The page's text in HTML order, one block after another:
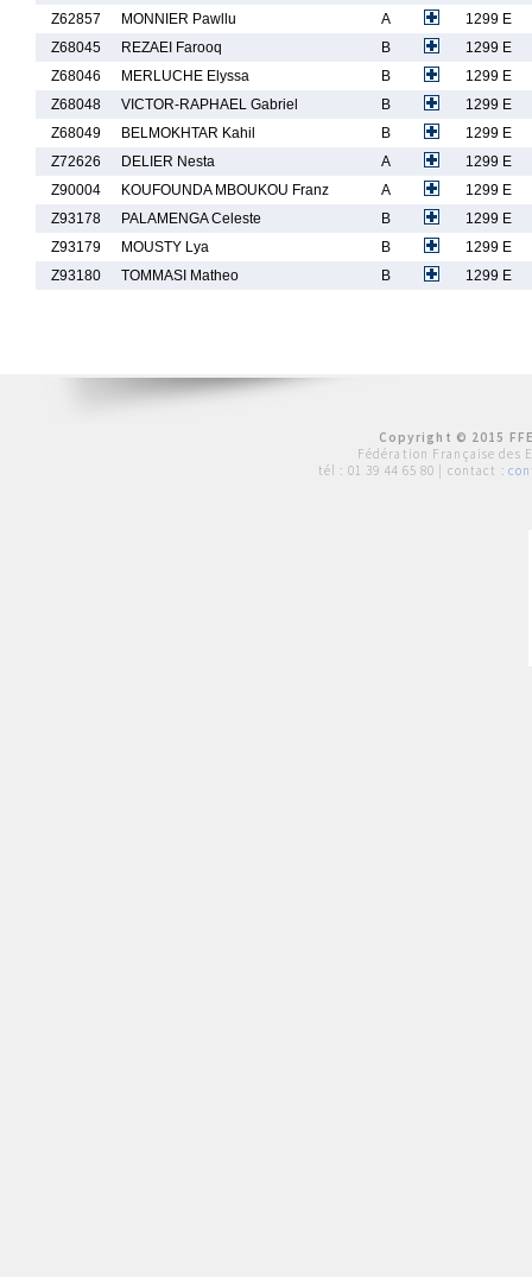
Z62857
MONNIER Pawllu A
1299 E
Z68045
REZAEI Farooq B
1299 E
Z68046
MERLUCHE Elyssa B
1299 E
Z68048
VICTOR-RAPHAEL Gabriel B
1299 E
Z68049
BELMOKHTAR Kahil B
1299 E
Z72626
DELIER Nesta A
1299 E
Z90004
KOUFOUNDA MBOUKOU Franz A
1299 E
Z93178
PALAMENGA Celeste B
1299 E
Z93179
MOUSTY Lya B
1299 E
Z93180
TOMMASI Matheo B 1299 E
Copyright © 2015
Fédération Française des
tél : 01 39 44 65 80 | contact :